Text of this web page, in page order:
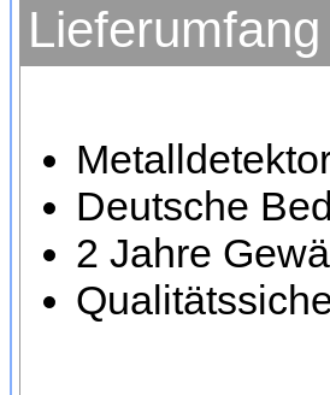
Deutsche
2 Jahre